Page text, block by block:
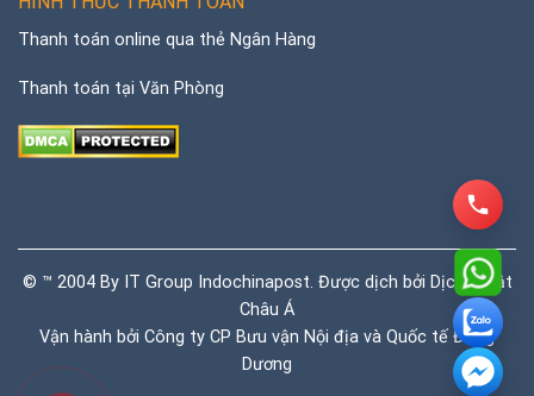
Thanh toán online qua thẻ Ngân Hàng
Thanh toán tại Văn Phòng
© ™ 2004 By IT Group Indochinapost. Được dịch bởi Dịch thuật
Châu Á
Vận hành bởi Công ty CP Bưu vận Nội địa và Quốc tế Đông
Dương